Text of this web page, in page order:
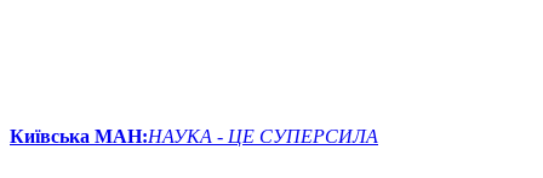
Київська МАН:НАУКА - ЦЕ СУПЕРСИЛА